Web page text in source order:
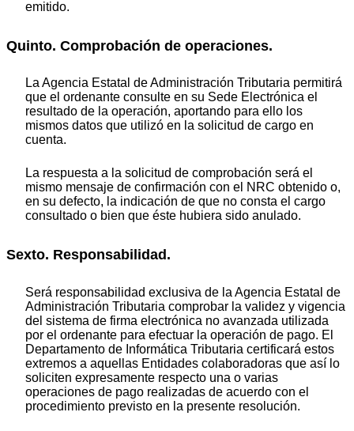
emitido.
Quinto. Comprobación de operaciones.
La Agencia Estatal de Administración Tributaria permitirá
que el ordenante consulte en su Sede Electrónica el
resultado de la operación, aportando para ello los
mismos datos que utilizó en la solicitud de cargo en
cuenta.
La respuesta a la solicitud de comprobación será el
mismo mensaje de confirmación con el NRC obtenido o,
en su defecto, la indicación de que no consta el cargo
consultado o bien que éste hubiera sido anulado.
Sexto. Responsabilidad.
Será responsabilidad exclusiva de la Agencia Estatal de
Administración Tributaria comprobar la validez y vigencia
del sistema de firma electrónica no avanzada utilizada
por el ordenante para efectuar la operación de pago. El
Departamento de Informática Tributaria certificará estos
extremos a aquellas Entidades colaboradoras que así lo
soliciten expresamente respecto una o varias
operaciones de pago realizadas de acuerdo con el
procedimiento previsto en la presente resolución.